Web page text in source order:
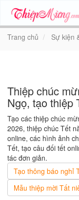
Trang chủ Sự kiện
Thiệp chúc
Ngọ, tạo thiệp
Tạo các thiệp chúc
2026, thiệp chúc Tết
online, các hình ảnh
Tết, tạo câu đối tết
tác đơn giản.
Tạo thông báo nghỉ
Mẫu thiệp mời Tất